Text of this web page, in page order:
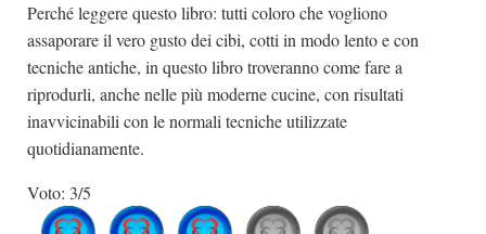
Salone di Torino
Marketing
Perché leggere questo libro: tutti coloro che vogliono
assaporare il vero gusto dei cibi, cotti in modo lento e con
tecniche antiche, in questo libro troveranno come fare a
riprodurli, anche nelle più moderne cucine, con risultati
inavvicinabili con le normali tecniche utilizzate
quotidianamente.
Voto: 3/5